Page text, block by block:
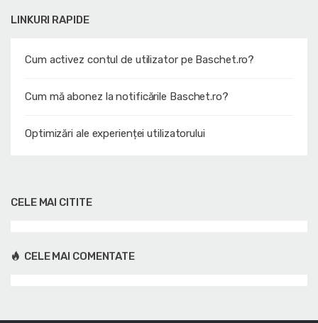
LINKURI RAPIDE
Cum activez contul de utilizator pe Baschet.ro?
Cum mă abonez la notificările Baschet.ro?
Optimizări ale experienței utilizatorului
CELE MAI CITITE
CELE MAI COMENTATE